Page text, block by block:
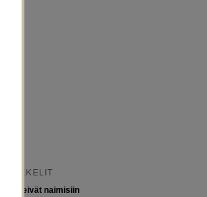
eivät naimisiin